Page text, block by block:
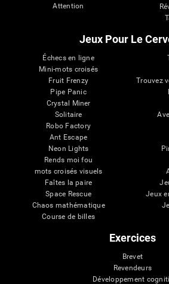
Attention
Jeux Pour Le
Échecs en ligne
Mini-mots croisés
Fruit Frenzy
Pipe Panic
Crystal Miner
Solitaire
Robo Factory
Ant Escape
Neon Lights
Rends moi fou
mots croisés visuels
Faîtes la paire
Space Rescue
Chaos mathématique
Course de billes
Trouvez
Jeux
Exercices
Brevet
Revendeurs
Développement